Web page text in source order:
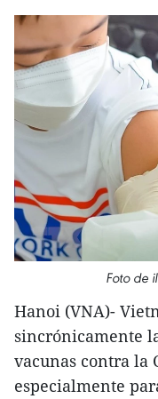
Foto de
Hanoi (VNA)-
sincrónicamente
vacunas contra la
especialmente